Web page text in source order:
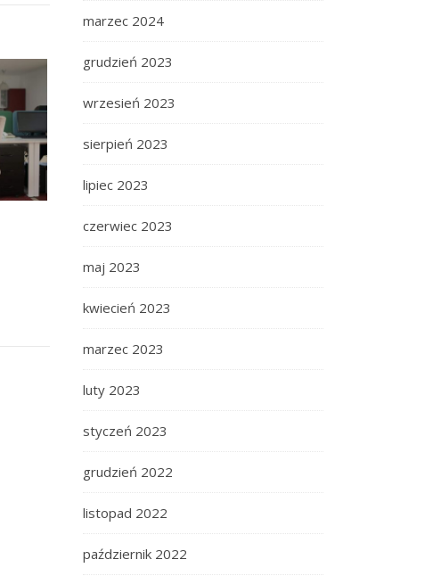
marzec 2024
grudzień 2023
wrzesień 2023
sierpień 2023
lipiec 2023
czerwiec 2023
maj 2023
kwiecień 2023
marzec 2023
luty 2023
styczeń 2023
grudzień 2022
listopad 2022
październik 2022